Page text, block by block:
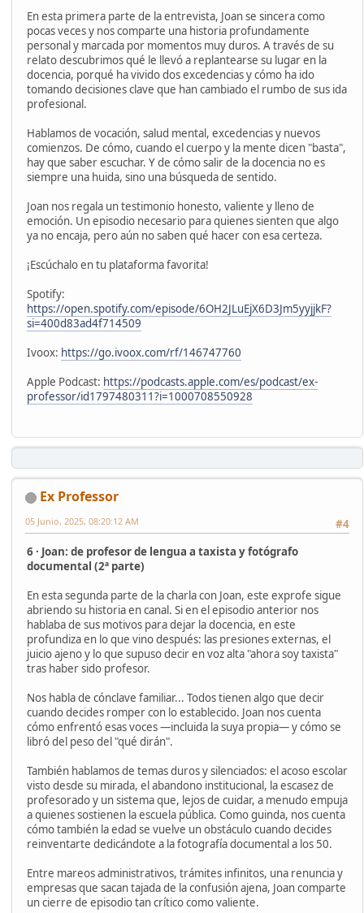
En esta primera parte de la entrevista, Joan se sincera como
pocas veces y nos comparte una historia profundamente
personal y marcada por momentos muy duros. A través de su
relato descubrimos qué le llevó a replantearse su lugar en la
docencia, porqué ha vivido dos excedencias y cómo ha ido
tomando decisiones clave que han cambiado el rumbo de sus ida
profesional.
Hablamos de vocación, salud mental, excedencias y nuevos
comienzos. De cómo, cuando el cuerpo y la mente dicen "basta",
hay que saber escuchar. Y de cómo salir de la docencia no es
siempre una huida, sino una búsqueda de sentido.
Joan nos regala un testimonio honesto, valiente y lleno de
emoción. Un episodio necesario para quienes sienten que algo
ya no encaja, pero aún no saben qué hacer con esa certeza.
¡Escúchalo en tu plataforma favorita!
Spotify:
https://open.spotify.com/episode/6OH2JLuEjX6D3Jm5yyjjkF?
si=400d83ad4f714509
Ivoox: https://go.ivoox.com/rf/146747760
Apple Podcast: https://podcasts.apple.com/es/podcast/ex-
professor/id1797480311?i=1000708550928
Ex Professor
#4
05 Junio, 2025, 08:20:12 AM
6 · Joan: de profesor de lengua a taxista y fotógrafo
documental (2ª parte)
En esta segunda parte de la charla con Joan, este exprofe sigue
abriendo su historia en canal. Si en el episodio anterior nos
hablaba de sus motivos para dejar la docencia, en este
profundiza en lo que vino después: las presiones externas, el
juicio ajeno y lo que supuso decir en voz alta "ahora soy taxista"
tras haber sido profesor.
Nos habla de cónclave familiar... Todos tienen algo que decir
cuando decides romper con lo establecido. Joan nos cuenta
cómo enfrentó esas voces —incluida la suya propia— y cómo se
libró del peso del "qué dirán".
También hablamos de temas duros y silenciados: el acoso escolar
visto desde su mirada, el abandono institucional, la escasez de
profesorado y un sistema que, lejos de cuidar, a menudo empuja
a quienes sostienen la escuela pública. Como guinda, nos cuenta
cómo también la edad se vuelve un obstáculo cuando decides
reinventarte dedicándote a la fotografía documental a los 50.
Entre mareos administrativos, trámites infinitos, una renuncia y
empresas que sacan tajada de la confusión ajena, Joan comparte
un cierre de episodio tan crítico como valiente.